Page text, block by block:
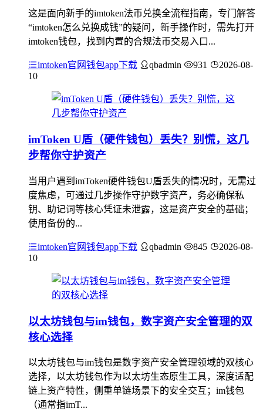
这是面向新手的imtoken法币兑换全流程指南，专门解答
“imtoken怎么兑换成钱”的疑问，新手操作时，需先打开
imtoken钱包，找到内置的合规法币交易入口...
imtoken官网钱包app下载 qbadmin 931
2026-08-
10
imToken U盾（硬件钱包）丢失？别慌，这几
步帮你守护资产
当用户遇到imToken硬件钱包U盾丢失的情况时，无需过
度焦虑，可通过几步操作守护数字资产，务必确保私
钥、助记词等核心凭证未泄露，这是资产安全的基础；
使用备份的...
imtoken官网钱包app下载 qbadmin 845
2026-08-
10
以太坊钱包与im钱包，数字资产安全管理的双
核心选择
以太坊钱包与im钱包是数字资产安全管理领域的双核心
选择，以太坊钱包作为以太坊生态原生工具，深度适配
链上资产特性，侧重单链场景下的安全交互；im钱包
（通常指imT...